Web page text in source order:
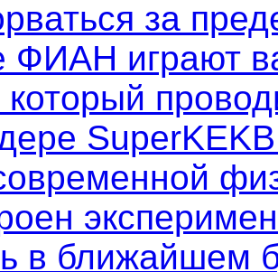
за
ФИАН играют
в ближайшем